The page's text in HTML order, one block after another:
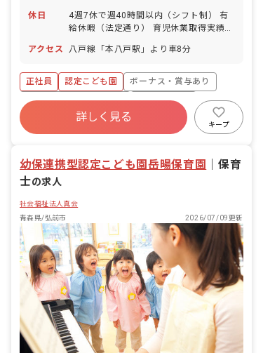
休日
4週7休で週40時間以内（シフト制） 有
給休暇（法定通り） 育児休業取得実績：
日数93日
アクセス 八戸線「本八戸駅」より車8分
正社員 認定こども園
ボーナス・賞与あり
寮・住宅・家賃補助あり
社会保険完備
福利厚生充実
退職金制度
詳しく見る
キープ
幼保連携型認定こども園岳暘保育園
保育
士の求人
社会福祉法人真会
青森県/弘前市
2026/07/09更新